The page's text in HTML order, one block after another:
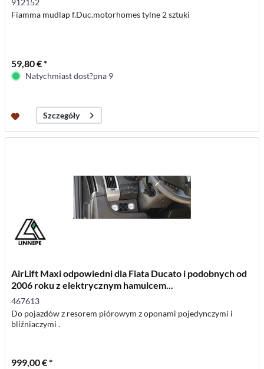
912152
Fiamma mudlap f.Duc.motorhomes tylne 2 sztuki
59,80 € *
Natychmiast dost?pna 9
Szczegóły
AirLift Maxi odpowiedni dla Fiata Ducato i podobnych od
2006 roku z elektrycznym hamulcem...
467613
Do pojazdów z resorem piórowym z oponami pojedynczymi i
bliźniaczymi .
999,00 € *